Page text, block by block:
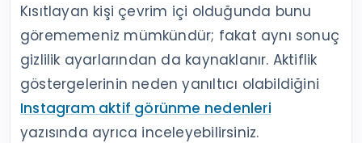
Kısıtlayan kişi çevrim içi olduğunda bunu
görememeniz mümkündür; fakat aynı sonuç
gizlilik ayarlarından da kaynaklanır. Aktiflik
göstergelerinin neden yanıltıcı olabildiğini
Instagram aktif görünme nedenleri
yazısında ayrıca inceleyebilirsiniz.